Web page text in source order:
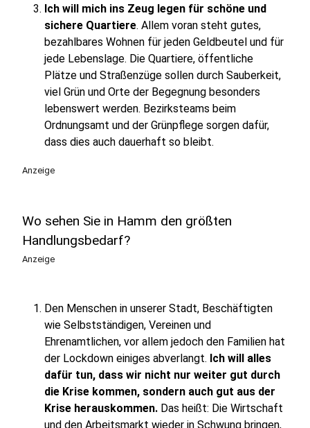
Ich will mich ins Zeug legen für schöne und
sichere Quartiere. Allem voran steht gutes,
bezahlbares Wohnen für jeden Geldbeutel und für
jede Lebenslage. Die Quartiere, öffentliche
Plätze und Straßenzüge sollen durch Sauberkeit,
viel Grün und Orte der Begegnung besonders
lebenswert werden. Bezirksteams beim
Ordnungsamt und der Grünpflege sorgen dafür,
dass dies auch dauerhaft so bleibt.
Anzeige
Wo sehen Sie in Hamm den größten
Handlungsbedarf?
Anzeige
Den Menschen in unserer Stadt, Beschäftigten
wie Selbstständigen, Vereinen und
Ehrenamtlichen, vor allem jedoch den Familien hat
der Lockdown einiges abverlangt. Ich will alles
dafür tun, dass wir nicht nur weiter gut durch
die Krise kommen, sondern auch gut aus der
Krise herauskommen. Das heißt: Die Wirtschaft
und den Arbeitsmarkt wieder in Schwung bringen,